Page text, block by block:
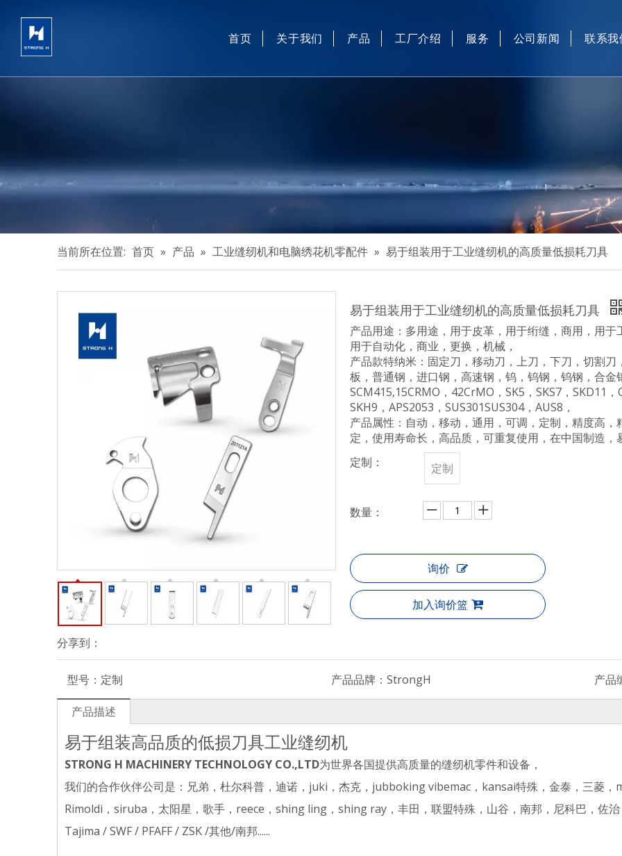
首页 关于我们 产品
精密翅片刀坯、高精度圆刀和硅溶胶精密铸造
工厂介绍 服务 公司新闻 联系我
当前所在位置: 首页 » 产品 » 工业缝纫机和电脑绣花机零配件 » 易于组装用于工业缝纫机的高质量低损耗刀具
分享到：
易于组装用于工业缝纫机的高质量低损耗刀具
产品用途：多用途，用于皮革，用于绗缝，商用，用
用于自动化，商业，更换，机械，
产品款特纳米：固定刀，移动刀，上刀，下刀，切割
板，普通钢，进口钢，高速钢，钨，钨钢，钨钢，合金
SCM415,15CRMO，42CrMO，SK5，SKS7，SKD11
SKH9，APS2053，SUS301SUS304，AUS8，
产品属性：自动，移动，通用，可调，定制，精度高
定，使用寿命长，高品质，可重复使用，在中国制造，
定制：
定制
数量：
询价
加入询价篮
型号： 定制 产品品牌： StrongH 产品
产品描述
易于组装高品质的低损刀具工业缝纫机
STRONG H MACHINERY TECHNOLOGY CO.,LTD为世界各国提供高质量的缝纫机零件和设备，
我们的合作伙伴公司是：兄弟，杜尔科普，迪诺，juki，杰克，jubboking vibemac，kansai特殊，金泰，三菱
Rimoldi，siruba，太阳星，歌手，reece，shing ling，shing ray，丰田，联盟特殊，山谷，南邦，尼科巴，佐治
Tajima / SWF / PFAFF / ZSK /其他/南邦......